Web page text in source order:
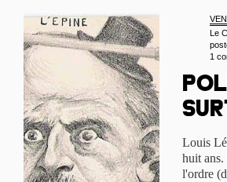
Le
1
Louis
huit
l'ordre